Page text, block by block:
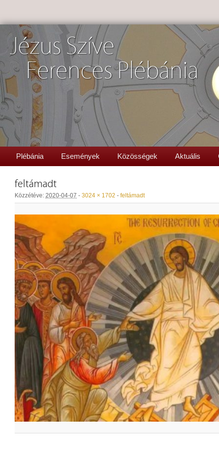
Jézus Szíve
Ferences Plébánia
Plébánia Események Közösségek Aktuális
feltámadt
Közzétéve: 2020-04-07 - 3024 × 1702 - feltámadt